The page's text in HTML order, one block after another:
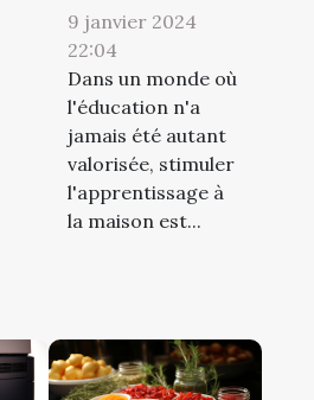
9 janvier 2024
22:04
Dans un monde où
l'éducation n'a
jamais été autant
valorisée, stimuler
l'apprentissage à
la maison est...